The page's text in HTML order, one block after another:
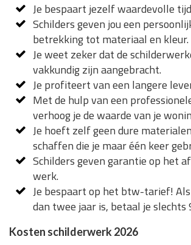
Je bespaart jezelf waardevolle
Schilders geven jou een
betrekking tot materiaal en kleur.
Je weet zeker dat de
vakkundig zijn aangebracht.
Je profiteert van een langere
Met de hulp van een
verhoog je de waarde van je
Je hoeft zelf geen dure
schaffen die je maar één keer
Schilders geven garantie op het
werk.
Je bespaart op het btw-tarief!
dan twee jaar is, betaal je slechts
Kosten schilderwerk 2026